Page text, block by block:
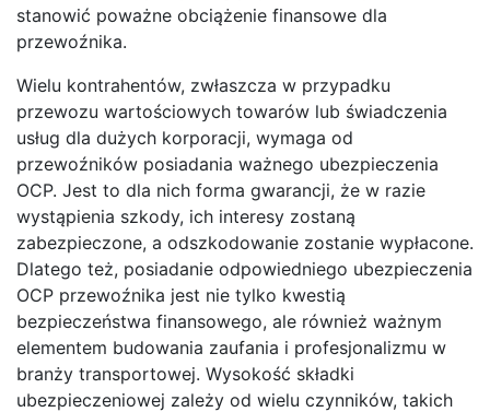
stanowić poważne obciążenie finansowe dla
przewoźnika.
Wielu kontrahentów, zwłaszcza w przypadku
przewozu wartościowych towarów lub świadczenia
usług dla dużych korporacji, wymaga od
przewoźników posiadania ważnego ubezpieczenia
OCP. Jest to dla nich forma gwarancji, że w razie
wystąpienia szkody, ich interesy zostaną
zabezpieczone, a odszkodowanie zostanie wypłacone.
Dlatego też, posiadanie odpowiedniego ubezpieczenia
OCP przewoźnika jest nie tylko kwestią
bezpieczeństwa finansowego, ale również ważnym
elementem budowania zaufania i profesjonalizmu w
branży transportowej. Wysokość składki
ubezpieczeniowej zależy od wielu czynników, takich